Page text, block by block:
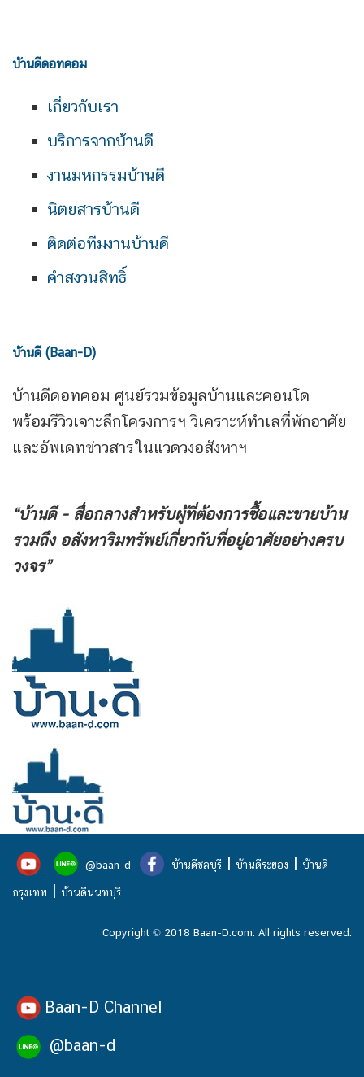
บ้านดีดอทคอม
เกี่ยวกับเรา
บริการจากบ้านดี
งานมหกรรมบ้านดี
นิตยสารบ้านดี
ติดต่อทีมงานบ้านดี
คำสงวนสิทธิ์
บ้านดี (Baan-D)
บ้านดีดอทคอม ศูนย์รวมข้อมูลบ้านและคอนโด
พร้อมรีวิวเจาะลึกโครงการฯ วิเคราะห์ทำเลที่พักอาศัย
และอัพเดทข่าวสารในแวดวงอสังหาฯ
“บ้านดี - สื่อกลางสำหรับผู้ที่ต้องการซื้อและขายบ้าน
รวมถึง อสังหาริมทรัพย์เกี่ยวกับที่อยู่อาศัยอย่างครบ
วงจร”
@baan-d บ้านดีชลบุรี | บ้านดีระยอง | บ้านดี
กรุงเทพ | บ้านดีนนทบุรี
Copyright © 2018 Baan-D.com. All rights reserved.
Baan-D Channel
@baan-d